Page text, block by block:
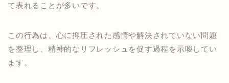
て表れることが多いです。
この行為は、心に抑圧された感情や解決されていない問題
を整理し、精神的なリフレッシュを促す過程を示唆してい
ます。